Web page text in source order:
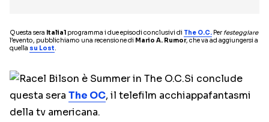
Questa sera Italia1 programma i due episodi conclusivi di The O.C. Per festeggiare
l’evento, pubblichiamo una recensione di Mario A. Rumor, che va ad aggiungersi a
quella su Lost.
Si conclude
questa sera The OC, il telefilm acchiappafantasmi
della tv americana.